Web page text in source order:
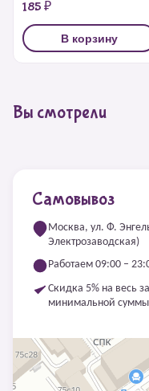
185 ₽
В корзину
Вы смотрели
Самовывоз
Москва, ул. Ф.
Электрозаводская)
Работаем 09:00 –
Скидка 5% на весь
минимальной